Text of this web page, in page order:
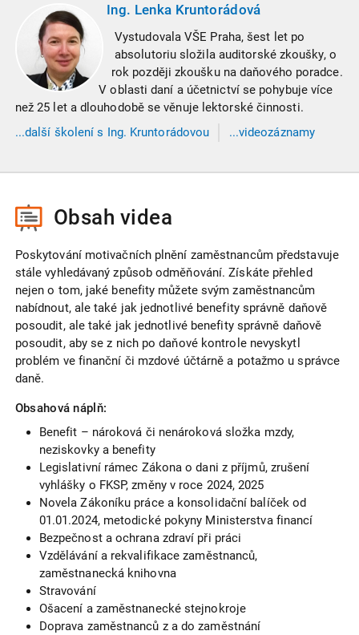
Ing. Lenka Kruntorádová
Vystudovala VŠE Praha, šest let po
absolutoriu složila auditorské zkoušky, o
rok později zkoušku na daňového poradce.
V oblasti daní a účetnictví se pohybuje více
než 25 let a dlouhodobě se věnuje lektorské činnosti.
...další školení s Ing. Kruntorádovou
...videozáznamy
Obsah videa
Poskytování motivačních plnění zaměstnancům představuje
stále vyhledávaný způsob odměňování. Získáte přehled
nejen o tom, jaké benefity můžete svým zaměstnancům
nabídnout, ale také jak jednotlivé benefity správně daňově
posoudit, ale také jak jednotlivé benefity správně daňově
posoudit, aby se z nich po daňové kontrole nevyskytl
problém ve finanční či mzdové účtárně a potažmo u správce
daně.
Obsahová náplň:
Benefit – nároková či nenároková složka mzdy,
neziskovky a benefity
Legislativní rámec Zákona o dani z příjmů, zrušení
vyhlášky o FKSP, změny v roce 2024, 2025
Novela Zákoníku práce a konsolidační balíček od
01.01.2024, metodické pokyny Ministerstva financí
Bezpečnost a ochrana zdraví při práci
Vzdělávání a rekvalifikace zaměstnanců,
zaměstnanecká knihovna
Stravování
Ošacení a zaměstnanecké stejnokroje
Doprava zaměstnanců z a do zaměstnání